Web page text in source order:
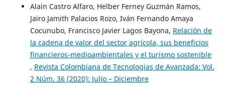
Alain Castro Alfaro, Helber Ferney Guzmán Ramos,
Jairo Jamith Palacios Rozo, Iván Fernando Amaya
Cocunubo, Francisco Javier Lagos Bayona, Relación de
la cadena de valor del sector agrícola, sus beneficios
financieros-medioambientales y el turismo sostenible
, Revista Colombiana de Tecnologias de Avanzada: Vol.
2 Núm. 36 (2020): Julio – Diciembre